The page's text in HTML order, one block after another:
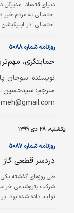
دنیای‌اقتصاد: مدیرکل
احتمالی به مردم خبر
احتمالی، در
تلاشی که صورت گرفته
برق و خدمات‌رسانی
روزنامه شماره ۵۰۸۸
حمایتگری،
نویسنده: سوجان
مترجم: سیدحسین
یکشنبه، ۲۸ دی ۱۳۹۹
روزنامه شماره ۵۰۸۷
دردسر قطعی گاز
طی روزهای گذشته یکی
شرکت پتروشیمی
تولید داده شده بود.